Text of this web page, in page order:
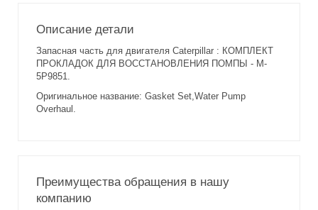
Описание детали
Запасная часть для двигателя Caterpillar : КОМПЛЕКТ
ПРОКЛАДОК ДЛЯ ВОССТАНОВЛЕНИЯ ПОМПЫ - M-
5P9851.
Оригинальное название: Gasket Set,Water Pump
Overhaul.
Преимущества обращения в нашу
компанию